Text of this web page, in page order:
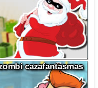
cazafantasmas